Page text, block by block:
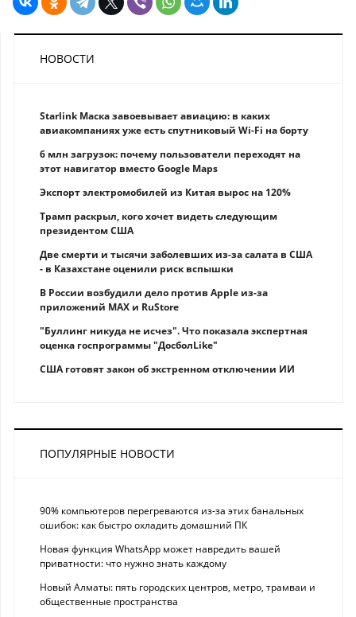
НОВОСТИ
Starlink Маска завоевывает авиацию: в каких
авиакомпаниях уже есть спутниковый Wi-Fi на борту
6 млн загрузок: почему пользователи переходят на
этот навигатор вместо Google Maps
Экспорт электромобилей из Китая вырос на 120%
Трамп раскрыл, кого хочет видеть следующим
президентом США
Две смерти и тысячи заболевших из-за салата в США
- в Казахстане оценили риск вспышки
В России возбудили дело против Apple из-за
приложений MAX и RuStore
"Буллинг никуда не исчез". Что показала экспертная
оценка госпрограммы "ДосболLike"
США готовят закон об экстренном отключении ИИ
ПОПУЛЯРНЫЕ НОВОСТИ
90% компьютеров перегреваются из-за этих банальных
ошибок: как быстро охладить домашний ПК
Новая функция WhatsApp может навредить вашей
приватности: что нужно знать каждому
Новый Алматы: пять городских центров, метро, трамваи и
общественные пространства